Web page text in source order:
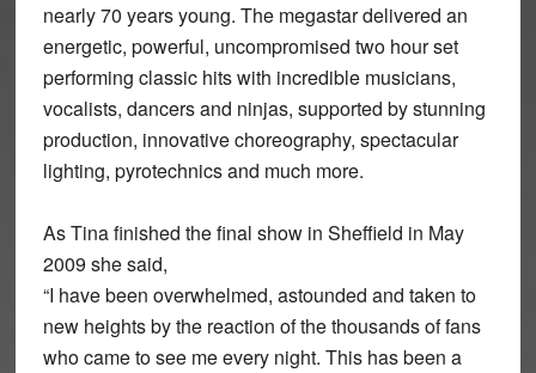
nearly 70 years young. The megastar delivered an
energetic, powerful, uncompromised two hour set
performing classic hits with incredible musicians,
vocalists, dancers and ninjas, supported by stunning
production, innovative choreography, spectacular
lighting, pyrotechnics and much more.
As Tina finished the final show in Sheffield in May
2009 she said,
“I have been overwhelmed, astounded and taken to
new heights by the reaction of the thousands of fans
who came to see me every night. This has been a